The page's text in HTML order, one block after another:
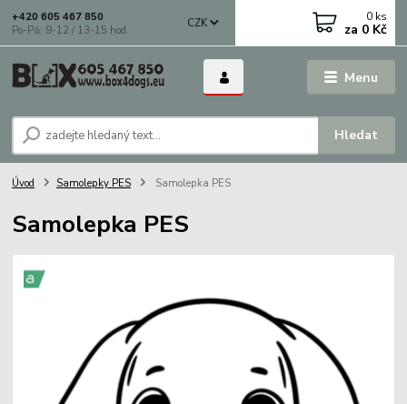
Menu
CZK
Hledat
+420 605 467 850
Po-Pá: 9-12 / 13-15 hod.
0 ks
za 0 Kč
Úvod Samolepky PES Samolepka PES
Samolepka PES